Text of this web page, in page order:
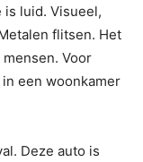
is luid. Visueel,
flitsen. Het
Voor
een woonkamer
Deze auto is